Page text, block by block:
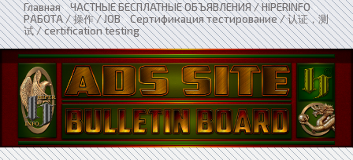
Главная»ЧАСТНЫЕ БЕСПЛАТНЫЕ ОБЪЯВЛЕНИЯ / HIPERINFO»
РАБОТА / 操作 / JOB»Сертификация тестирование / 认证，测
试 / certification testing